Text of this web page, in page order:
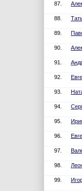
87.
88.
89.
90.
91.
92.
93.
94.
95.
96.
97.
98.
99.